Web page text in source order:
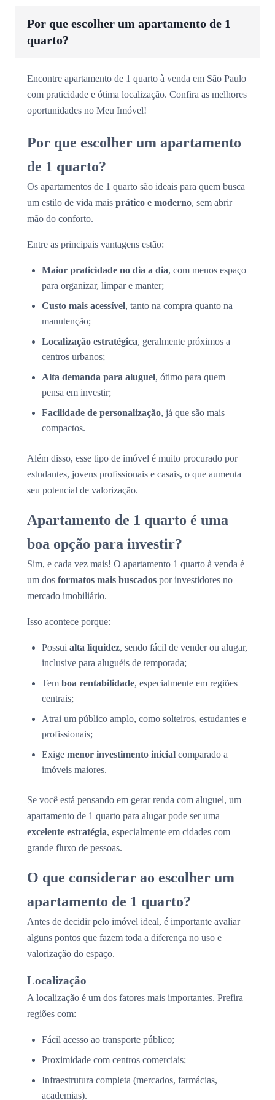
Por que escolher um apartamento de 1
quarto?
Encontre apartamento de 1 quarto à venda em São Paulo
com praticidade e ótima localização. Confira as melhores
oportunidades no Meu Imóvel!
Por que escolher um apartamento
de 1 quarto?
Os apartamentos de 1 quarto são ideais para quem busca
um estilo de vida mais prático e moderno, sem abrir
mão do conforto.
Entre as principais vantagens estão:
Maior praticidade no dia a dia, com menos espaço
para organizar, limpar e manter;
Custo mais acessível, tanto na compra quanto na
manutenção;
Localização estratégica, geralmente próximos a
centros urbanos;
Alta demanda para aluguel, ótimo para quem
pensa em investir;
Facilidade de personalização, já que são mais
compactos.
Além disso, esse tipo de imóvel é muito procurado por
estudantes, jovens profissionais e casais, o que aumenta
seu potencial de valorização.
Apartamento de 1 quarto é uma
boa opção para investir?
Sim, e cada vez mais! O apartamento 1 quarto à venda é
um dos formatos mais buscados por investidores no
mercado imobiliário.
Isso acontece porque:
Possui alta liquidez, sendo fácil de vender ou alugar,
inclusive para aluguéis de temporada;
Tem boa rentabilidade, especialmente em regiões
centrais;
Atrai um público amplo, como solteiros, estudantes e
profissionais;
Exige menor investimento inicial comparado a
imóveis maiores.
Se você está pensando em gerar renda com aluguel, um
apartamento de 1 quarto para alugar pode ser uma
excelente estratégia, especialmente em cidades com
grande fluxo de pessoas.
O que considerar ao escolher um
apartamento de 1 quarto?
Antes de decidir pelo imóvel ideal, é importante avaliar
alguns pontos que fazem toda a diferença no uso e
valorização do espaço.
Localização
A localização é um dos fatores mais importantes. Prefira
regiões com:
Fácil acesso ao transporte público;
Proximidade com centros comerciais;
Infraestrutura completa (mercados, farmácias,
academias).